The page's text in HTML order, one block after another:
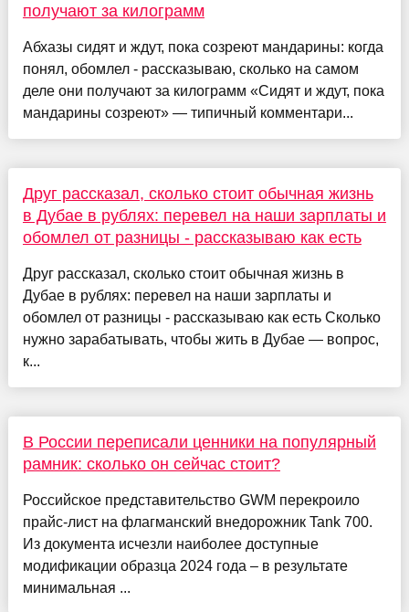
получают за килограмм
Абхазы сидят и ждут, пока созреют мандарины: когда
понял, обомлел - рассказываю, сколько на самом
деле они получают за килограмм «Сидят и ждут, пока
мандарины созреют» — типичный комментари...
Друг рассказал, сколько стоит обычная жизнь
в Дубае в рублях: перевел на наши зарплаты и
обомлел от разницы - рассказываю как есть
Друг рассказал, сколько стоит обычная жизнь в
Дубае в рублях: перевел на наши зарплаты и
обомлел от разницы - рассказываю как есть Сколько
нужно зарабатывать, чтобы жить в Дубае — вопрос,
к...
В России переписали ценники на популярный
рамник: сколько он сейчас стоит?
Российское представительство GWM перекроило
прайс-лист на флагманский внедорожник Tank 700.
Из документа исчезли наиболее доступные
модификации образца 2024 года – в результате
минимальная ...